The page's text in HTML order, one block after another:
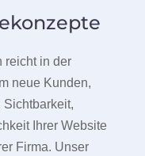
reicht in der
neue Kunden,
Sichtbarkeit,
Ihrer Website
Firma. Unser